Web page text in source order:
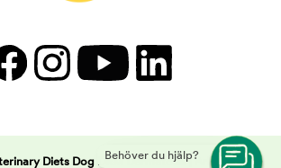
Behöver du hjälp?
Diets Dog DRM Dermatosis | Arken Zoo -